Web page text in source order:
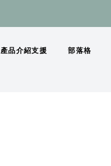
產品介紹支援 部落格